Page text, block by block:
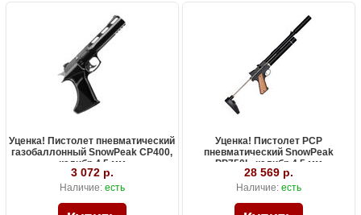
Уценка! Пистолет пневматический
газобаллонный SnowPeak CP400,
калибр 4.5 мм
3 072 р.
Наличие: есть
Уценка! Пистолет PCP
пневматический SnowPeak
PP750L, калибр 4.5 мм
28 569 р.
Наличие: есть